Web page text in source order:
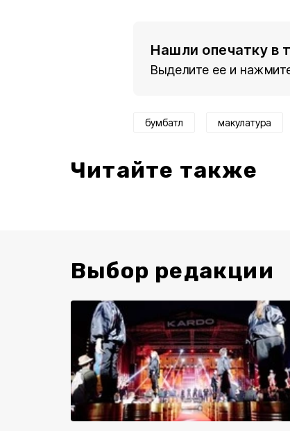
Нашли опечатку в
Выделите ее и
бумбатл макулатура
Читайте также
Выбор редакции